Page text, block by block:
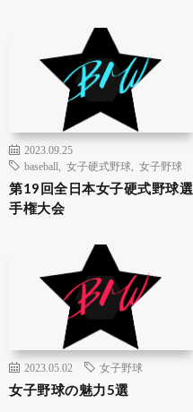
2023.09.25
baseball
女子硬式野球 女子野球
第19回全日本女子硬式野球選
手権大会
2023.05.02 女子野球
女子野球の魅力5選